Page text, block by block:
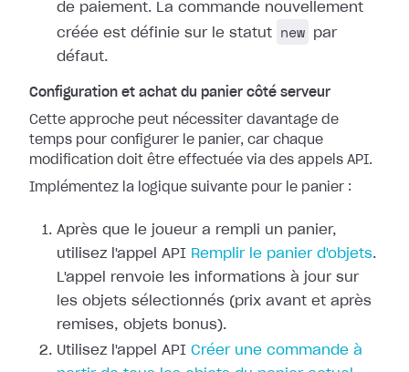
de paiement. La commande nouvellement
créée est définie sur le statut
new
par
défaut.
Configuration et achat du panier côté serveur
Cette approche peut nécessiter davantage de
temps pour configurer le panier, car chaque
modification doit être effectuée via des appels API.
Implémentez la logique suivante pour le panier :
Après que le joueur a rempli un panier,
utilisez l'appel API Remplir le panier d'objets.
L'appel renvoie les informations à jour sur
les objets sélectionnés (prix avant et après
remises, objets bonus).
Utilisez l'appel API Créer une commande à